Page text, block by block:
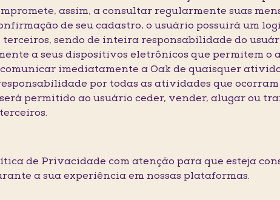
assim, a consultar regularmente suas
de seu cadastro, o usuário possuirá um
sendo de inteira responsabilidade do
a seus dispositivos eletrônicos que permitem o
imediatamente a Oak de quaisquer
por todas as atividades que
permitido ao usuário ceder, vender, alugar ou
de Privacidade com atenção para que esteja
a sua experiência em nossas plataformas.